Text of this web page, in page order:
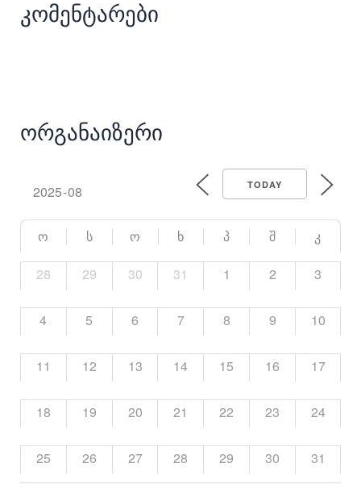
Კომენტარები
Ორგანაიზერი
TODAY
Ო Ს Ო Ხ Პ Შ Კ
28 29 30 31 1 2 3
4 5 6 7 8 9 10
11 12 13 14 15 16 17
18 19 20 21 22 23 24
25 26 27 28 29 30 31